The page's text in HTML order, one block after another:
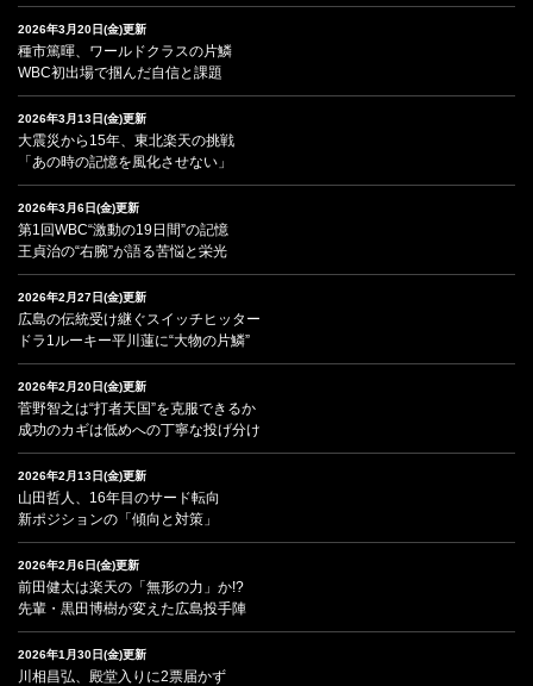
2026年3月20日(金)更新
種市篤暉、ワールドクラスの片鱗
WBC初出場で掴んだ自信と課題
2026年3月13日(金)更新
大震災から15年、東北楽天の挑戦
「あの時の記憶を風化させない」
2026年3月6日(金)更新
第1回WBC“激動の19日間”の記憶
王貞治の“右腕”が語る苦悩と栄光
2026年2月27日(金)更新
広島の伝統受け継ぐスイッチヒッター
ドラ1ルーキー平川蓮に“大物の片鱗”
2026年2月20日(金)更新
菅野智之は“打者天国”を克服できるか
成功のカギは低めへの丁寧な投げ分け
2026年2月13日(金)更新
山田哲人、16年目のサード転向
新ポジションの「傾向と対策」
2026年2月6日(金)更新
前田健太は楽天の「無形の力」か!?
先輩・黒田博樹が変えた広島投手陣
2026年1月30日(金)更新
川相昌弘、殿堂入りに2票届かず